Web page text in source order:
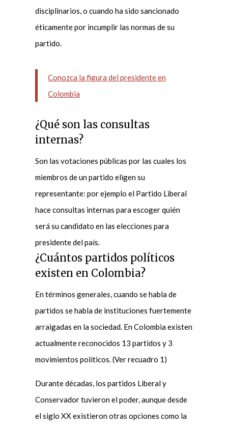
disciplinarios, o cuando ha sido sancionado
éticamente por incumplir las normas de su
partido.
Conozca la figura del presidente en
Colombia
¿Qué son las consultas
internas?
Son las votaciones públicas por las cuales los
miembros de un partido eligen su
representante: por ejemplo el Partido Liberal
hace consultas internas para escoger quién
será su candidato en las elecciones para
presidente del país.
¿Cuántos partidos políticos
existen en Colombia?
En términos generales, cuando se habla de
partidos se habla de instituciones fuertemente
arraigadas en la sociedad. En Colombia existen
actualmente reconocidos 13 partidos y 3
movimientos políticos. (Ver recuadro 1)
Durante décadas, los partidos Liberal y
Conservador tuvieron el poder, aunque desde
el siglo XX existieron otras opciones como la